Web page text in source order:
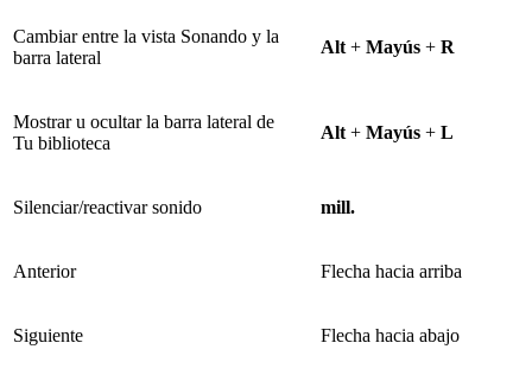
Cambiar entre la vista Sonando y la
barra lateral
Alt + Mayús + R
Mostrar u ocultar la barra lateral de
Tu biblioteca
Alt + Mayús + L
Silenciar/reactivar sonido mill.
Anterior Flecha hacia arriba
Siguiente Flecha hacia abajo